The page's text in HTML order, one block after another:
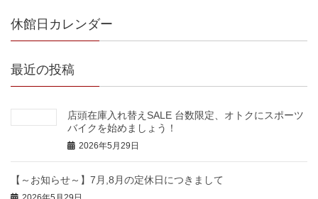
休館日カレンダー
最近の投稿
店頭在庫入れ替えSALE 台数限定、オトクにスポーツ
バイクを始めましょう！
2026年5月29日
【～お知らせ～】7月,8月の定休日につきまして